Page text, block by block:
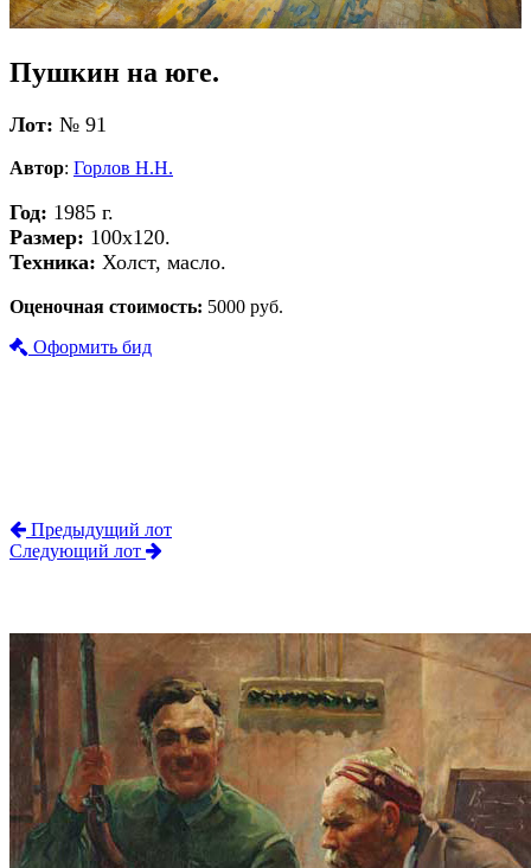
Пушкин на юге.
Лот: № 91
Автор: Горлов Н.Н.
Год: 1985 г.
Размер: 100х120.
Техника: Холст, масло.
Оценочная стоимость: 5000 руб.
Оформить бид
Предыдущий лот
Следующий лот